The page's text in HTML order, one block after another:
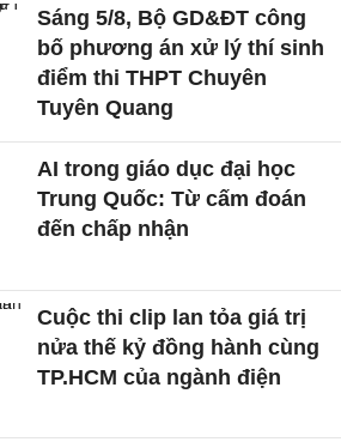
Sáng 5/8, Bộ GD&ĐT công
bố phương án xử lý thí sinh
điểm thi THPT Chuyên
Tuyên Quang
AI trong giáo dục đại học
Trung Quốc: Từ cấm đoán
đến chấp nhận
Cuộc thi clip lan tỏa giá trị
nửa thế kỷ đồng hành cùng
TP.HCM của ngành điện